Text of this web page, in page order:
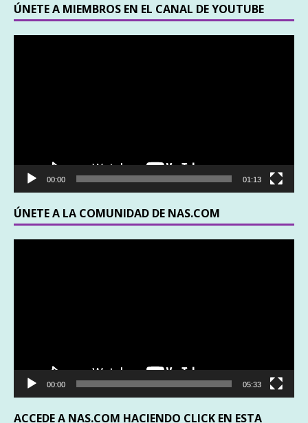
ÚNETE A MIEMBROS EN EL CANAL DE YOUTUBE
00:00 01:13
ÚNETE A LA COMUNIDAD DE NAS.COM
00:00 05:33
ACCEDE A NAS.COM HACIENDO CLICK EN ESTA